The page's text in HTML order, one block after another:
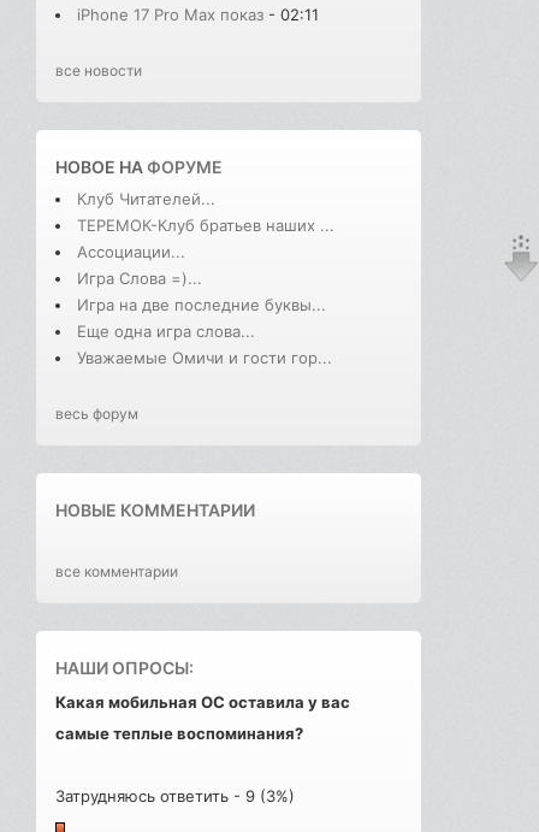
iPhone 17 Pro Max показ - 02:11
все новости
НОВОЕ НАФОРУМЕ
Клуб Читателей...
ТЕРЕМОК-Клуб братьев наших ...
Ассоциации...
Игра Слова =)...
Игра на две последние буквы...
Еще одна игра слова...
Уважаемые Омичи и гости гор...
весь форум
НОВЫЕ КОММЕНТАРИИ
все комментарии
НАШИ ОПРОСЫ:
Какая мобильная ОС оставила у вас
самые теплые воспоминания?
Затрудняюсь ответить - 9 (3%)